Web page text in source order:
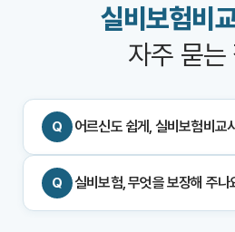
실비보험비
자주 묻는
어르신도 쉽게, 실비보험비교
실비보험, 무엇을 보장해 주나